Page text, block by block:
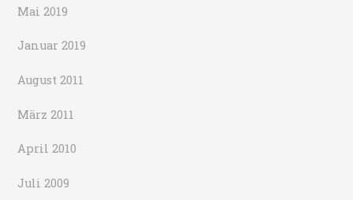
Mai 2019
Januar 2019
August 2011
März 2011
April 2010
Juli 2009